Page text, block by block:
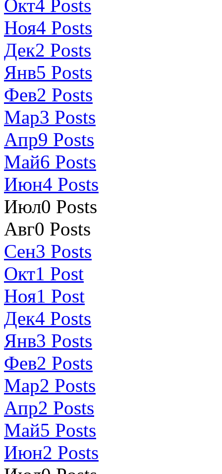
Окт4 Posts
Ноя4 Posts
Дек2 Posts
Янв5 Posts
Фев2 Posts
Мар3 Posts
Апр9 Posts
Май6 Posts
Июн4 Posts
Июл0 Posts
Авг0 Posts
Сен3 Posts
Окт1 Post
Ноя1 Post
Дек4 Posts
Янв3 Posts
Фев2 Posts
Мар2 Posts
Апр2 Posts
Май5 Posts
Июн2 Posts